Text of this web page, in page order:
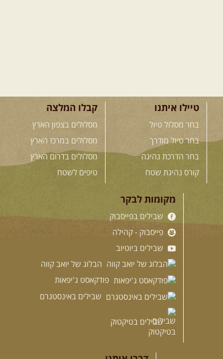
טיילו איתנו
בחר מסלול טיול
בחר טיול מודרך
בחר הדרכת נהיגה
קורס נהיגת שטח
קבלו המלצה
מסלולים בצפון הארץ
מסלולים במרכז הארץ
מסלולים בדרום הארץ
טיפים לשטח
מקומות לבקר
שבילים בפייסבוק
פייסבוק - קהילה
שבילים ביוטיוב
הבלוג של יואב קווה
פודקאסט ג'יפאות
שבילים באינסטגרם
שבילים בטיקטוק